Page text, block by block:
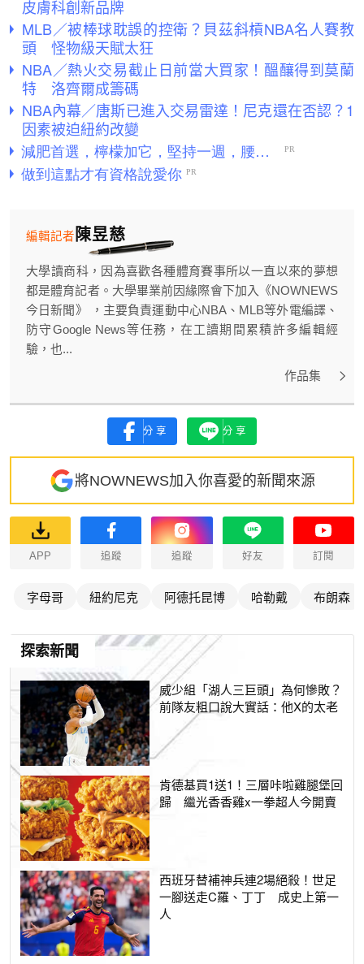
皮膚科創新品牌
MLB／被棒球耽誤的控衛？貝茲斜槓NBA名人賽教
頭 怪物級天賦太狂
NBA／熱火交易截止日前當大買家！醞釀得到莫蘭
特 洛齊爾成籌碼
NBA內幕／唐斯已進入交易雷達！尼克還在否認？1
因素被迫紐約改變
陳昱慈
編輯記者
大學讀商科，因為喜歡各種體育賽事所以一直以來的夢想
都是體育記者。大學畢業前因緣際會下加入《NOWNEWS
今日新聞》 ，主要負責運動中心NBA、MLB等外電編譯、
防守Google News等任務，在工讀期間累積許多編輯經
驗，也...
作品集
分享 分享
將NOWNEWS加入你喜愛的新聞來源
APP 追蹤 追蹤 好友 訂閱
字母哥 紐約尼克 阿德托昆博 哈勒戴 布朗森
探索新聞
威少組「湖人三巨頭」為何慘敗？
前隊友粗口說大實話：他X的太老
肯德基買1送1！三層咔啦雞腿堡回
歸 繼光香香雞x一拳超人今開賣
西班牙替補神兵連2場絕殺！世足
一腳送走C羅、丁丁 成史上第一
人